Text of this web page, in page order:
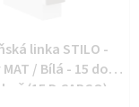
linka STILO -
/ Bílá - 15 dolní
koš (15 D CARGO)